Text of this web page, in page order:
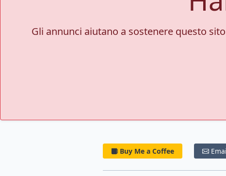
Gli annunci aiutano a sostenere questo
Buy Me a Coffee